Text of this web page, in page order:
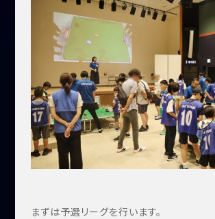
まずは予選リーグを行います。